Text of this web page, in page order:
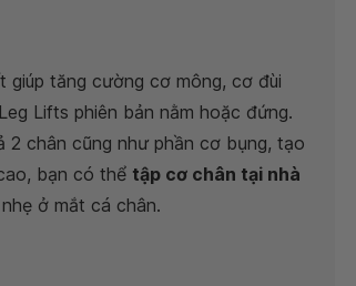
giúp tăng cường cơ mông, cơ đùi
Lifts phiên bản nằm hoặc đứng.
2 chân cũng như phần cơ bụng, tạo
bạn có thể tập cơ chân tại nhà
ở mắt cá chân.